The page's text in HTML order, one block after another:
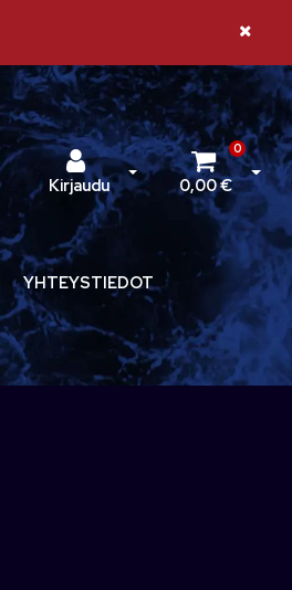
Sulje
Kirjaudu
Avaa kirjautuminen
0
0,00 €
YHTEYSTIEDOT